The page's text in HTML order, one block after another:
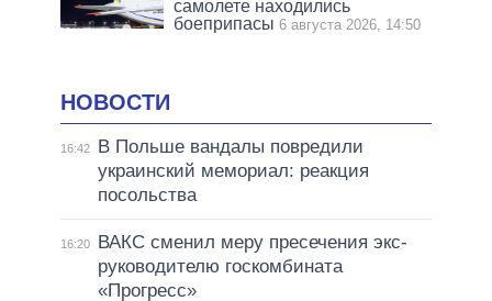
самолете находились
боеприпасы 6 августа 2026, 14:50
НОВОСТИ
16:42
В Польше вандалы повредили
украинский мемориал: реакция
посольства
16:20
ВАКС сменил меру пресечения экс-
руководителю госкомбината
«Прогресс»